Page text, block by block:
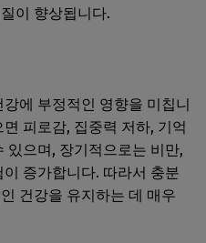
이 향상됩니다.
에 부정적인 영향을 미칩니
피로감, 집중력 저하, 기억
있으며, 장기적으로는 비만,
증가합니다. 따라서 충분
건강을 유지하는 데 매우